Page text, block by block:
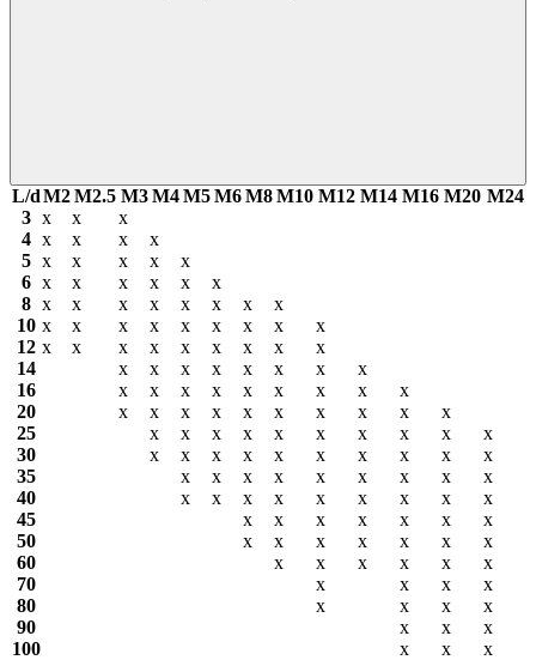
L/dМ2М2.5 М3 М4 М5 М6 М8 М10 М12 М14 М16 М20 М24
3 х х
х
4 х х х
х
5 х х х х
х
6 х х х х х
х
8 х х х х х х х
х
10 х х х х х х х х
х
12 х х х х х х х х
х
14
х х х х х х х
х
16
х х х х х х х х
х
20
х х х х х х х х х
х
25
х х х х х х х х х
х
30
х х х х х х х х х
х
35
х х х х х х х х
х
40
х х х х х х х х
х
45
х х х х х х
х
50
х х х х х х
х
60
х х х х х
х
70
х х х
х
80
х х х
х
90
х х
х
100
х х х